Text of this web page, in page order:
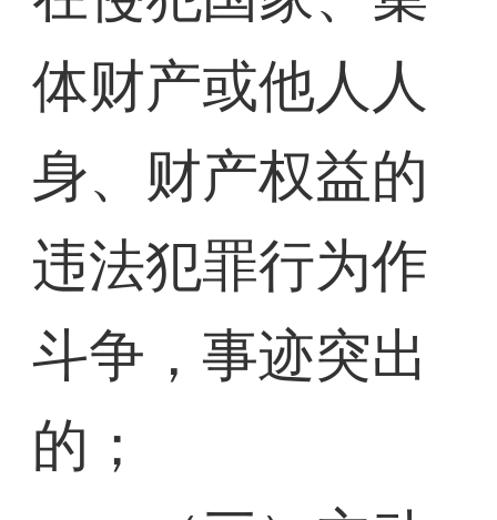
体财产或他人人
身、财产权益的
违法犯罪行为作
斗争，事迹突出
的；